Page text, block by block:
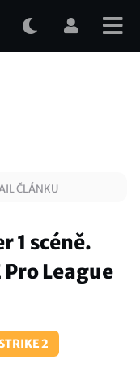
ČLÁNKU
1 scéně.
Pro League
2